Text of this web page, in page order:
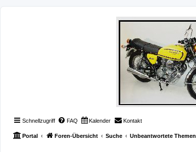
Schnellzugriff FAQ Kalender Kontakt
Portal Foren-Übersicht Suche Unbeantwortete Themen